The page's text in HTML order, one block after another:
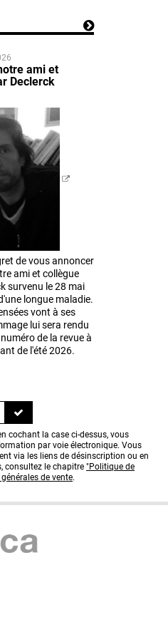
ami et
Declerck
de vous annoncer
ami et collègue
survenu le 28 mai
longue maladie.
vont à ses
lui sera rendu
de la revue à
de l'été 2026.
cochant la case ci-dessus, vous
par voie électronique. Vous
via les liens de désinscription ou en
consultez le chapitre "Politique de
de vente.